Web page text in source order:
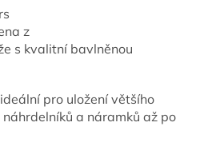
z
s kvalitní bavlněnou
pro uložení většího
a náramků až po